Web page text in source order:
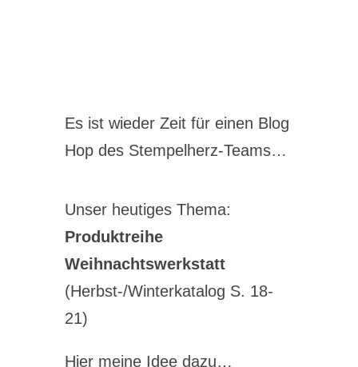
Es ist wieder Zeit für einen Blog
Hop des Stempelherz-Teams…
Unser heutiges Thema:
Produktreihe
Weihnachtswerkstatt
(Herbst-/Winterkatalog S. 18-
21)
Hier meine Idee dazu…